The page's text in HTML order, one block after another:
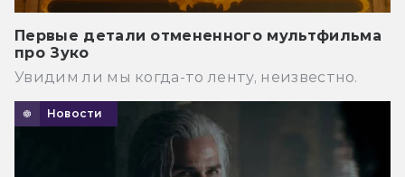
Первые детали отмененного мультфильма
про Зуко
Увидим ли мы когда-то ленту, неизвестно.
Новости